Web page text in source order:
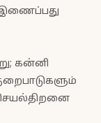
இணைப்பது
கன்னி
செயல்திறனை